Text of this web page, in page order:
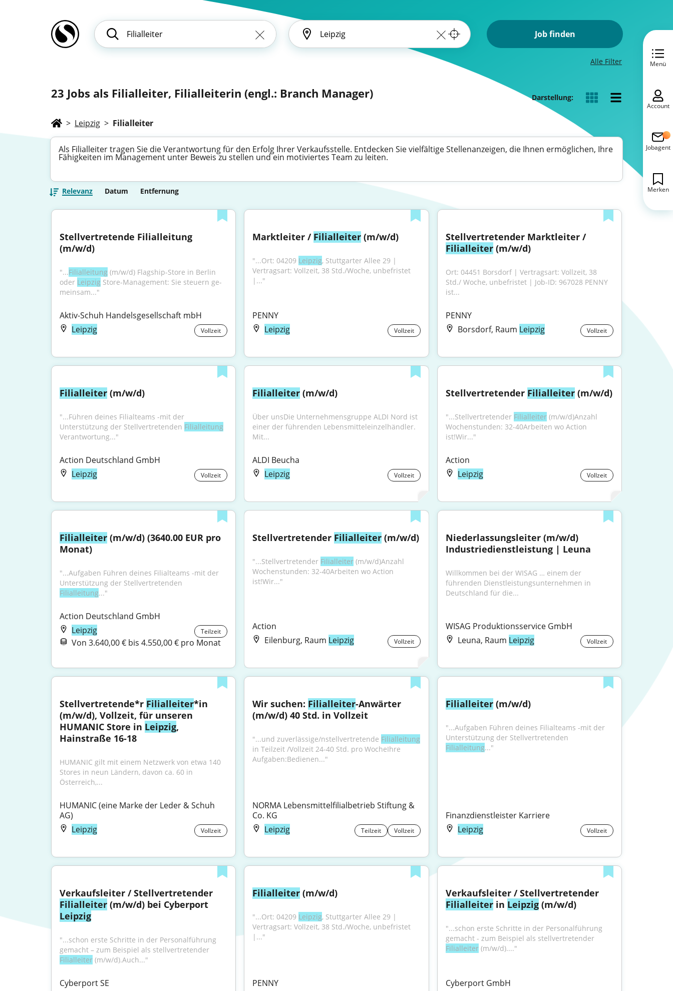
Job finden
Alle Filter
23 Jobs als Filialleiter, Filialleiterin (engl.: Branch Manager) Darstellung:
> Leipzig > Filialleiter
Als Filialleiter tragen Sie die Verantwortung für den Erfolg Ihrer Verkaufsstelle. Entdecken Sie vielfältige Stellenanzeigen, die Ihnen ermöglichen, Ihre
Fähigkeiten im Management unter Beweis zu stellen und ein motiviertes Team zu leiten.
Relevanz Datum Entfernung
Stellvertretende Filialleitung
(m/w/d)
"...Filialleitung (m/w/d) Flag­ship-Sto­re in Ber­lin
oder Leip­zig Sto­re-Ma­nage­ment: Sie steu­ern ge­
mein­sam..."
Aktiv-Schuh Handelsgesellschaft mbH
Leipzig
Vollzeit
Marktleiter / Filialleiter (m/w/d)
"...Ort: 04209 Leipzig, Stuttgarter Allee 29 |
Vertragsart: Vollzeit, 38 Std./Woche, unbefristet
|..."
PENNY
Leipzig
Vollzeit
Stellvertretender Marktleiter /
Filialleiter (m/w/d)
Ort: 04451 Borsdorf | Vertragsart: Vollzeit, 38
Std./ Woche, unbefristet | Job-ID: 967028 PENNY
ist...
PENNY
Borsdorf, Raum Leipzig Vollzeit
Filialleiter (m/w/d)
"...Führen deines Filialteams -mit der
Unterstützung der Stellvertretenden Filialleitung
Verantwortung..."
Action Deutschland GmbH
Leipzig
Vollzeit
Filialleiter (m/w/d)
Über unsDie Unternehmensgruppe ALDI Nord ist
einer der führenden Lebensmitteleinzelhändler.
Mit...
ALDI Beucha
Leipzig
Vollzeit
Stellvertretender Filialleiter (m/w/d)
"...Stellvertretender Filialleiter (m/w/d)Anzahl
Wochenstunden: 32-40Arbeiten wo Action
ist!Wir..."
Action
Leipzig
Vollzeit
Filialleiter (m/w/d) (3640.00 EUR pro
Monat)
"...Aufgaben Führen deines Filialteams -mit der
Filialleitung..."
Action Deutschland GmbH
Leipzig
Teilzeit
Von 3.640,00 € bis 4.550,00 € pro Monat
Stellvertretender Filialleiter (m/w/d)
"...Stellvertretender Filialleiter (m/w/d)Anzahl
Wochenstunden: 32-40Arbeiten wo Action
ist!Wir..."
Action
Eilenburg, Raum Leipzig Vollzeit
Niederlassungsleiter (m/w/d)
Industriedienstleistung | Leuna
Willkommen bei der WISAG … einem der
führenden Dienstleistungsunternehmen in
Deutschland für die...
WISAG Produktionsservice GmbH
Leuna, Raum Leipzig Vollzeit
Stellvertretende*r Filialleiter*in
(m/w/d), Vollzeit, für unseren
HUMANIC Store in Leipzig,
Hainstraße 16-18
HUMANIC gilt mit einem Netzwerk von etwa 140
Stores in neun Ländern, davon ca. 60 in
Österreich,...
HUMANIC (eine Marke der Leder & Schuh
AG)
Leipzig
Vollzeit
Wir suchen: Filialleiter-Anwärter
(m/w/d) 40 Std. in Vollzeit
"...und zuverlässige/nstellvertretende Filialleitung
in Teilzeit /Vollzeit 24-40 Std. pro WocheIhre
Aufgaben:Bedienen..."
NORMA Lebensmittelfilialbetrieb Stiftung &
Co. KG
Leipzig
Teilzeit Vollzeit
Filialleiter (m/w/d)
"...Aufgaben Führen deines Filialteams -mit der
Filialleitung..."
Finanzdienstleister Karriere
Leipzig
Vollzeit
Filialleiter
Leipzig
"...schon erste Schritte in der Personalführung
Filialleiter (m/w/d).Auch..."
Cyberport SE
Filialleiter (m/w/d)
"...Ort: 04209 Leipzig, Stuttgarter Allee 29 |
Vertragsart: Vollzeit, 38 Std./Woche, unbefristet
|..."
PENNY
Verkaufsleiter / Stellvertretender
Filialleiter in Leipzig (m/w/d)
"...schon erste Schritte in der Personalführung
gemacht - zum Beispiel als stellvertretender
Filialleiter (m/w/d)...."
Cyberport GmbH
Menü
Account
Jobagent
Merken